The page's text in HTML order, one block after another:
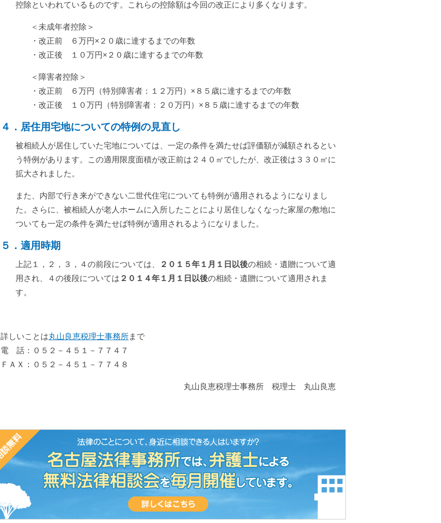
控除といわれているものです。これらの控除額は今回の改正により多くなります。
＜未成年者控除＞
・改正前 ６万円×２０歳に達するまでの年数
・改正後 １０万円×２０歳に達するまでの年数
＜障害者控除＞
・改正前 ６万円（特別障害者：１２万円）×８５歳に達するまでの年数
・改正後 １０万円（特別障害者：２０万円）×８５歳に達するまでの年数
４．居住用宅地についての特例の見直し
被相続人が居住していた宅地については、一定の条件を満たせば評価額が減額されるとい
う特例があります。この適用限度面積が改正前は２４０㎡でしたが、改正後は３３０㎡に
拡大されました。
また、内部で行き来ができない二世代住宅についても特例が適用されるようになりまし
た。さらに、被相続人が老人ホームに入所したことにより居住しなくなった家屋の敷地に
ついても一定の条件を満たせば特例が適用されるようになりました。
５．適用時期
上記１，２，３，４の前段については、 ２０１５年１月１日以後の相続・遺贈について適
用され、４の後段については ２０１４年１月１日以後の相続・遺贈について適用されま
す。
詳しいことは丸山良恵税理士事務所まで
電 話：０５２－４５１－７７４７
ＦＡＸ：０５２－４５１－７７４８
丸山良恵税理士事務所 税理士 丸山良恵